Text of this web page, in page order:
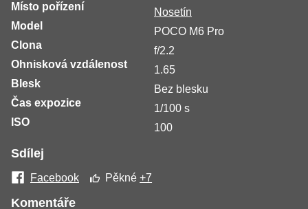
Místo pořízení
Nosetín
Model
POCO M6 Pro
Clona
f/2.2
Ohnisková vzdálenost
1.65
Blesk
Bez blesku
Čas expozice
1/100 s
ISO
100
Sdílej
Facebook Pěkné+7
Komentáře